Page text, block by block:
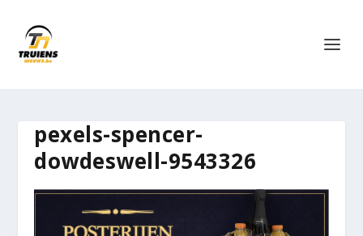
pexels-spencer-
dowdeswell-9543326